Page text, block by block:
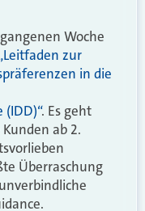
Woche
zur
in die
. Es geht
ab 2.
Überraschung